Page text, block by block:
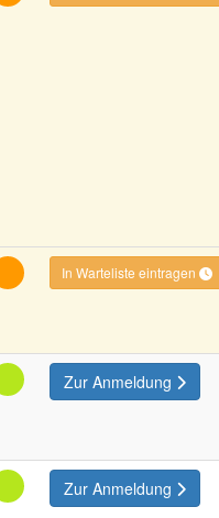
In Warteliste eintragen
Zur Anmeldung
Zur Anmeldung